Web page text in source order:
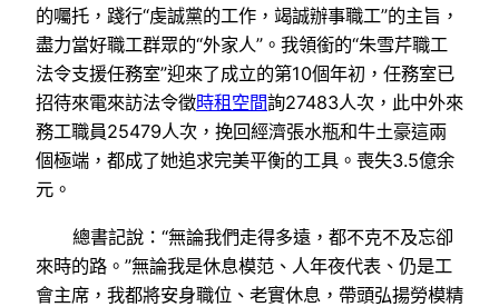
的囑托，踐行“虔誠黨的工作，竭誠辦事職工”的主旨，
盡力當好職工群眾的“外家人”。我領銜的“朱雪芹職工
法令支援任務室”迎來了成立的第10個年初，任務室已
招待來電來訪法令徵時租空間詢27483人次，此中外來
務工職員25479人次，挽回經濟張水瓶和牛土豪這兩
個極端，都成了她追求完美平衡的工具。喪失3.5億余
元。
總書記說：“無論我們走得多遠，都不克不及忘卻
來時的路。”無論我是休息模范、人年夜代表、仍是工
會主席，我都將安身職位、老實休息，帶頭弘揚勞模精